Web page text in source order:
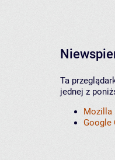
Ta
jednej z
Mozilla
Google